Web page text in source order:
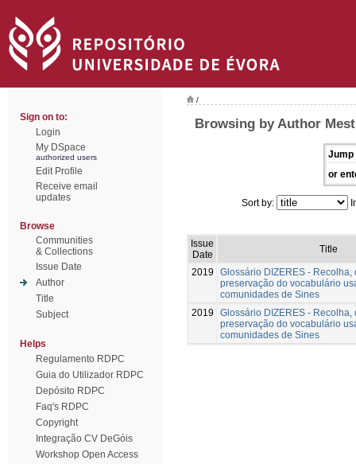
Sign on to:
Login
My DSpace
authorized users
Edit Profile
Receive email
updates
Browse
Communities
& Collections
Issue Date
Author
Title
Subject
Helps
Regulamento RDPC
Guia do Utilizador RDPC
Depósito RDPC
Faq's RDPC
Copyright
Integração CV DeGóis
Workshop Open Access
/
Browsing by Author
Jump
or
Sort by:
Issue
Date
Title
2019
Glossário DIZERES - Recolha,
preservação do vocabulário
comunidades de Sines
2019
Glossário DIZERES - Recolha,
preservação do vocabulário
comunidades de Sines